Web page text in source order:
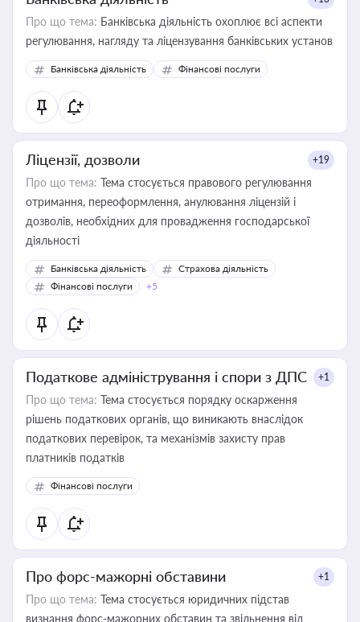
Про що тема: Банківська діяльність охоплює всі аспекти
регулювання, нагляду та ліцензування банківських установ
Банківська діяльність Фінансові послуги
Ліцензії, дозволи +19
Про що тема: Тема стосується правового регулювання
отримання, переоформлення, анулювання ліцензій і
дозволів, необхідних для провадження господарської
діяльності
Банківська діяльність
Страхова діяльність
Фінансові послуги
+5
Податкове адміністрування і спори з ДПС +1
Про що тема: Тема стосується порядку оскарження
рішень податкових органів, що виникають внаслідок
податкових перевірок, та механізмів захисту прав
платників податків
Фінансові послуги
Про форс-мажорні обставини +1
Про що тема: Тема стосується юридичних підстав
визнання форс-мажорних обставин та звільнення від